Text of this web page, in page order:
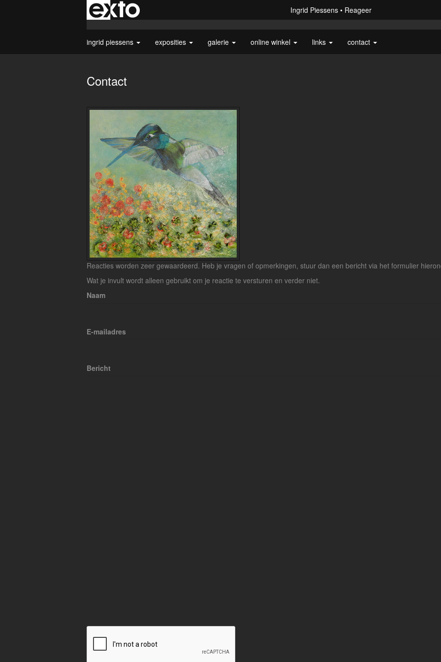
Ingrid Piessens Reageer
ingrid piessens exposities galerie online winkel links contact
Contact
Reacties worden zeer gewaardeerd. Heb je vragen of opmerkingen, stuur dan een bericht via het formulier
Wat je invult wordt alleen gebruikt om je reactie te versturen en verder niet.
Naam
E-mailadres
Bericht